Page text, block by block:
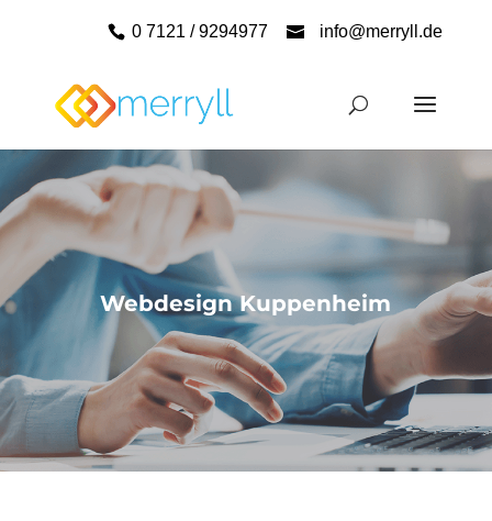
0 7121 / 9294977 info@merryll.de
Webdesign Kuppenheim